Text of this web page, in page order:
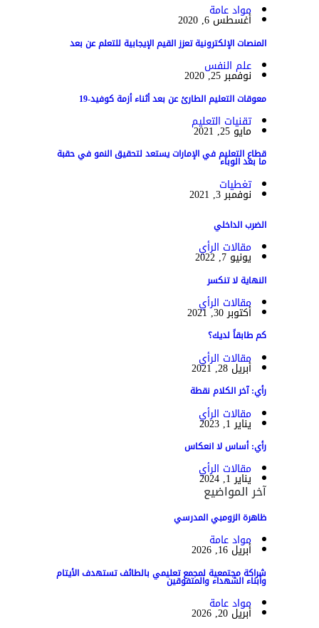
مواد عامة
أغسطس 6, 2020
المنصات الإلكترونية تعزز القيم الإيجابية للتعلم عن بعد
علم النفس
نوفمبر 25, 2020
معوقات التعليم الطارئ عن بعد أثناء أزمة كوفيد-19
تقنيات التعليم
مايو 25, 2021
قطاع التعليم في الإمارات يستعد لتحقيق النمو في حقبة
ما بعد الوباء
تغطيات
نوفمبر 3, 2021
الضرب الداخلي
مقالات الرأي
يونيو 7, 2022
النهاية لا تنكسر
مقالات الرأي
أكتوبر 30, 2021
كم طابقاً لديك؟
مقالات الرأي
أبريل 28, 2021
رأي: آخر الكلام نقطة
مقالات الرأي
يناير 1, 2023
رأي: أساس لا انعكاس
مقالات الرأي
يناير 1, 2024
آخر المواضيع
ظاهرة الزومبي المدرسي
مواد عامة
أبريل 16, 2026
شراكة مجتمعية لمجمع تعليمي بالطائف تستهدف الأيتام
وأبناء الشهداء والمتفوقين
مواد عامة
أبريل 20, 2026